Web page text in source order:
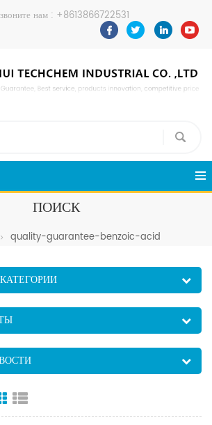
нам : +8613866722531
:
pweiping@techemi.com
ПОИСК
quality-guarantee-benzoic-acid